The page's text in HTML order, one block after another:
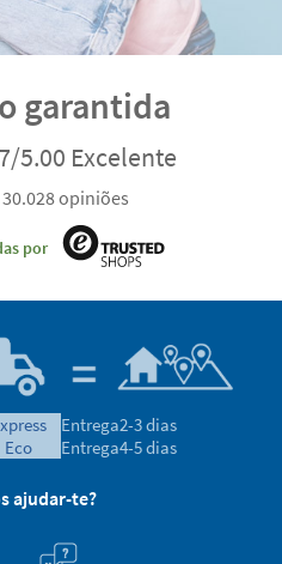
garantida
5.00 Excelente
opiniões
por
express
eco
Entrega2-3 dias
Entrega4-5 dias
ajudar-te?